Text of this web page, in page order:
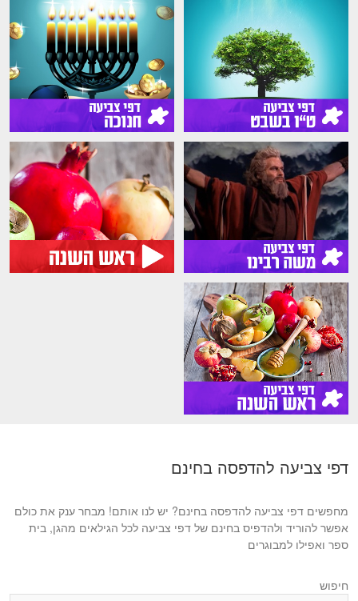
דפי צביעה להדפסה בחינם
מחפשים דפי צביעה להדפסה בחינם? יש לנו אותם! מבחר ענק את כולם
אפשר להוריד ולהדפיס בחינם של דפי צביעה לכל הגילאים מהגן, בית
ספר ואפילו למבוגרים
חיפוש